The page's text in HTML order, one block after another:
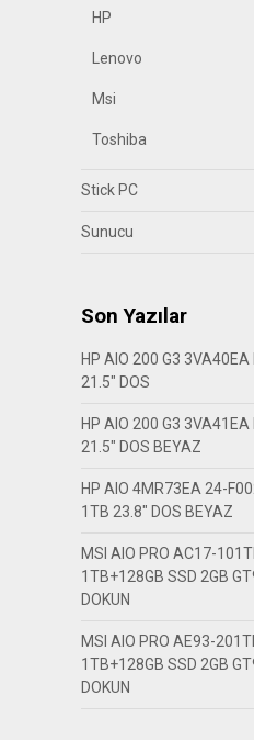
HP
Lenovo
Msi
Toshiba
Stick PC
Sunucu
Son Yazılar
HP AIO 200 G3
21.5″ DOS
HP AIO 200 G3
21.5″ DOS BEYAZ
HP AIO 4MR73EA 24-
1TB 23.8″ DOS BEYAZ
MSI AIO PRO AC17-
1TB+128GB SSD 2GB
DOKUN
MSI AIO PRO AE93-
1TB+128GB SSD 2GB
DOKUN